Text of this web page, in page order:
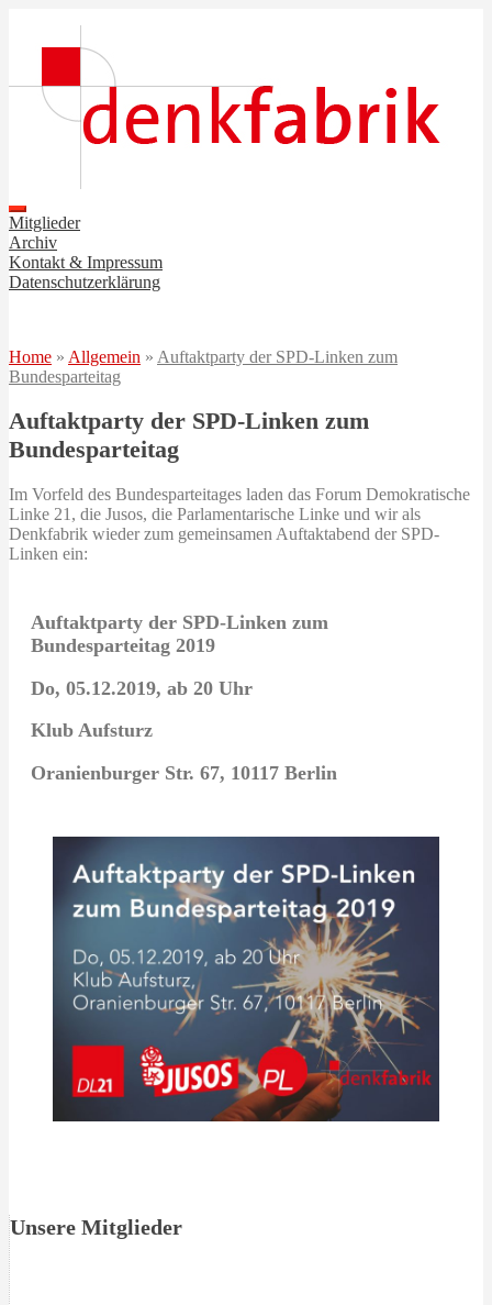
Mitglieder
Archiv
Kontakt & Impressum
Datenschutzerklärung
Home » Allgemein » Auftaktparty der SPD-Linken zum
Bundesparteitag
Auftaktparty der SPD-Linken zum
Bundesparteitag
Im Vorfeld des Bundesparteitages laden das Forum Demokratische
Linke 21, die Jusos, die Parlamentarische Linke und wir als
Denkfabrik wieder zum gemeinsamen Auftaktabend der SPD-
Linken ein:
Auftaktparty der SPD-Linken zum
Bundesparteitag 2019
Do, 05.12.2019, ab 20 Uhr
Klub Aufsturz
Oranienburger Str. 67, 10117 Berlin
Unsere Mitglieder